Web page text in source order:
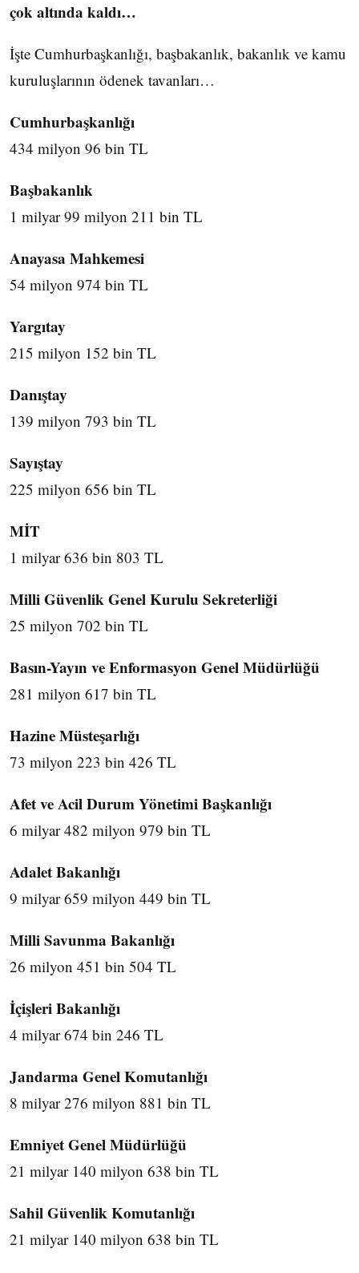
çok altında kaldı…
İşte Cumhurbaşkanlığı, başbakanlık, bakanlık ve kamu
kuruluşlarının ödenek tavanları…
Cumhurbaşkanlığı
434 milyon 96 bin TL
Başbakanlık
1 milyar 99 milyon 211 bin TL
Anayasa Mahkemesi
54 milyon 974 bin TL
Yargıtay
215 milyon 152 bin TL
Danıştay
139 milyon 793 bin TL
Sayıştay
225 milyon 656 bin TL
MİT
1 milyar 636 bin 803 TL
Milli Güvenlik Genel Kurulu Sekreterliği
25 milyon 702 bin TL
Basın-Yayın ve Enformasyon Genel Müdürlüğü
281 milyon 617 bin TL
Hazine Müsteşarlığı
73 milyon 223 bin 426 TL
Afet ve Acil Durum Yönetimi Başkanlığı
6 milyar 482 milyon 979 bin TL
Adalet Bakanlığı
9 milyar 659 milyon 449 bin TL
Milli Savunma Bakanlığı
26 milyon 451 bin 504 TL
İçişleri Bakanlığı
4 milyar 674 bin 246 TL
Jandarma Genel Komutanlığı
8 milyar 276 milyon 881 bin TL
Emniyet Genel Müdürlüğü
21 milyar 140 milyon 638 bin TL
Sahil Güvenlik Komutanlığı
21 milyar 140 milyon 638 bin TL